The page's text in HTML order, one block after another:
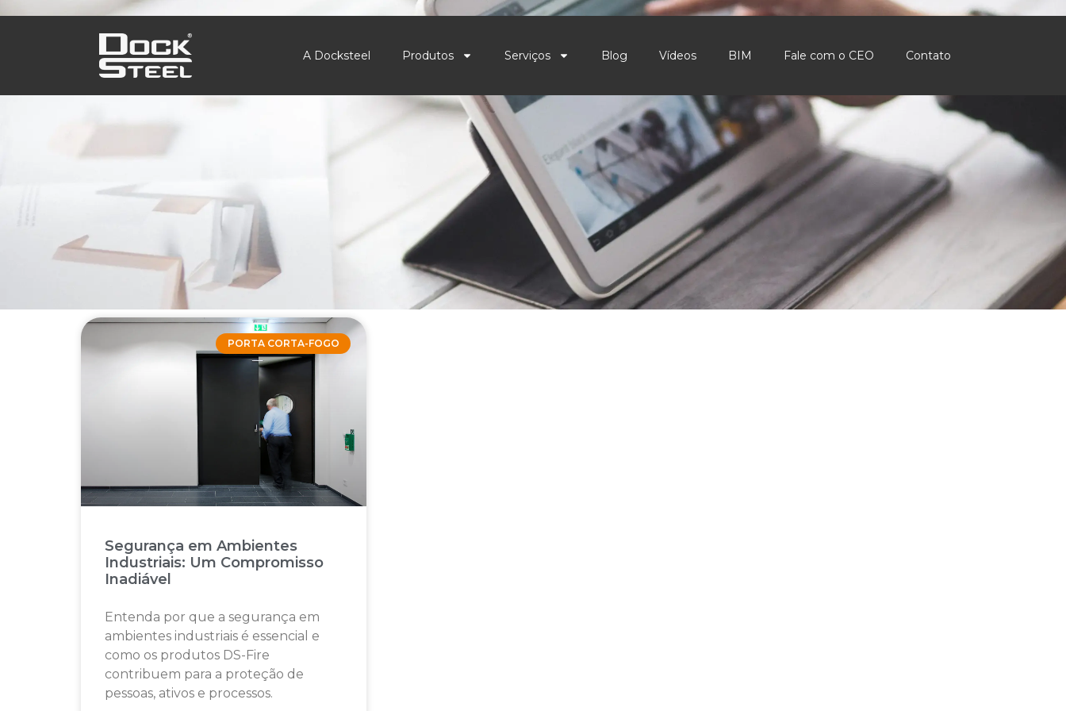
A Docksteel Produtos Serviços Blog Vídeos BIM Fale com o CEO Contato
PORTA CORTA-FOGO
Segurança em Ambientes
Industriais: Um Compromisso
Inadiável
Entenda por que a segurança em
ambientes industriais é essencial e
como os produtos DS-Fire
contribuem para a proteção de
pessoas, ativos e processos.